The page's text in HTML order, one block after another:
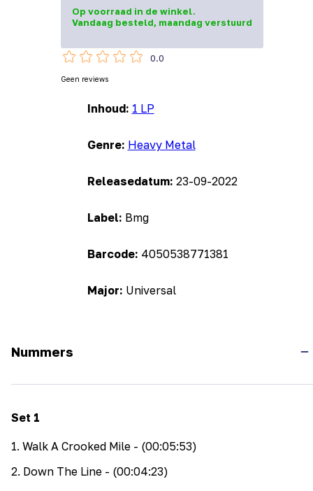
Inhoud: 1 LP
Genre: Heavy Metal
Releasedatum: 23-09-2022
Label: Bmg
Barcode: 4050538771381
Major: Universal
Op voorraad in de winkel.
Vandaag besteld, maandag verstuurd
0.0
Geen reviews
Nummers
Set 1
1. Walk A Crooked Mile - (00:05:53)
2. Down The Line - (00:04:23)